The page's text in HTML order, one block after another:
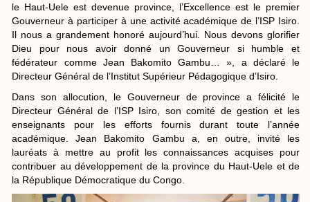
le Haut-Uele est devenue province, l’Excellence est le premier
Gouverneur à participer à une activité académique de l’ISP Isiro.
Il nous a grandement honoré aujourd’hui. Nous devons glorifier
Dieu pour nous avoir donné un Gouverneur si humble et
fédérateur comme Jean Bakomito Gambu… », a déclaré le
Directeur Général de l’Institut Supérieur Pédagogique d’Isiro.
Dans son allocution, le Gouverneur de province a félicité le
Directeur Général de l’ISP Isiro, son comité de gestion et les
enseignants pour les efforts fournis durant toute l’année
académique. Jean Bakomito Gambu a, en outre, invité les
lauréats à mettre au profit les connaissances acquises pour
contribuer au développement de la province du Haut-Uele et de
la République Démocratique du Congo.